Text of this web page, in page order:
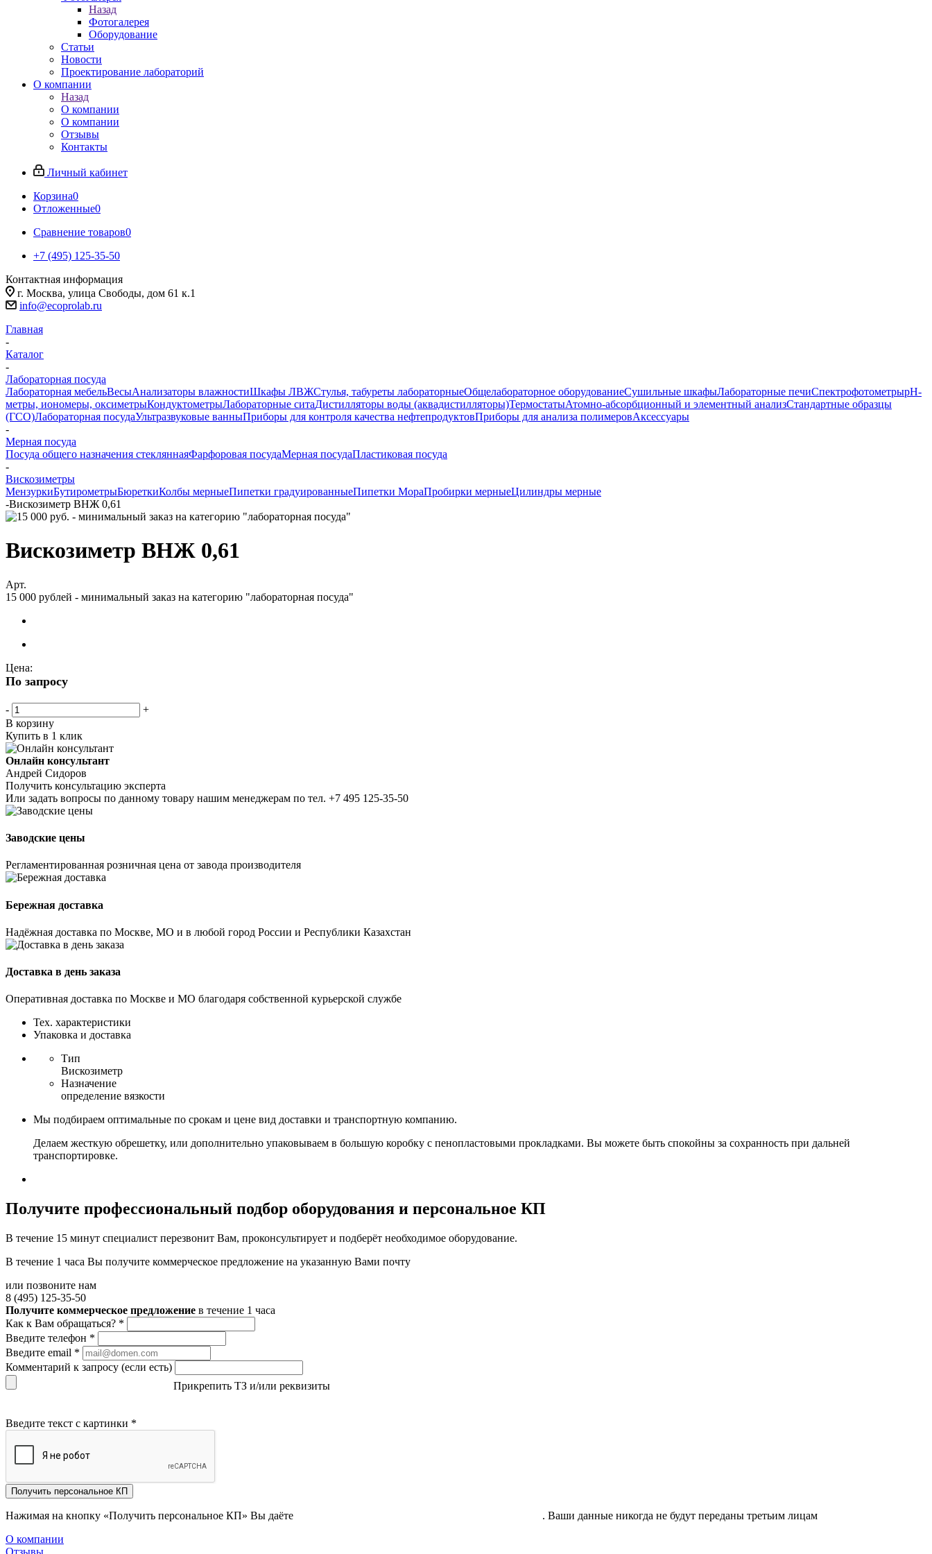
Назад
Фотогалерея
Оборудование
Статьи
Новости
Проектирование лабораторий
О компании
Назад
О компании
О компании
Отзывы
Контакты
Личный кабинет
Корзина0
Отложенные0
Сравнение товаров0
+7 (495) 125-35-50
Контактная информация
г. Москва, улица Свободы, дом 61 к.1
info@ecoprolab.ru
Главная
-
Каталог
-
Лабораторная посуда
Лабораторная мебельВесыАнализаторы влажностиШкафы ЛВЖСтулья, табуреты лабораторныеОбщелабораторное оборудованиеСушильные шкафыЛабораторные печиСпектрофотометрыpH-
метры, иономеры, оксиметрыКондуктометрыЛабораторные ситаДистилляторы воды (аквадистилляторы)ТермостатыАтомно-абсорбционный и элементный анализСтандартные образцы
(ГСО)Лабораторная посудаУльтразвуковые ванныПриборы для контроля качества нефтепродуктовПриборы для анализа полимеровАксессуары
-
Мерная посуда
Посуда общего назначения стекляннаяФарфоровая посудаМерная посудаПластиковая посуда
-
Вискозиметры
МензуркиБутирометрыБюреткиКолбы мерныеПипетки градуированныеПипетки МораПробирки мерныеЦилиндры мерные
-Вискозиметр ВНЖ 0,61
Вискозиметр ВНЖ 0,61
Арт.
15 000 рублей - минимальный заказ на категорию "лабораторная посуда"
Цена:
По запросу
-
+
В корзину
Купить в 1 клик
Онлайн консультант
Андрей Сидоров
Получить консультацию эксперта
Или задать вопросы по данному товару нашим менеджерам по тел. +7 495 125-35-50
Заводские цены
Регламентированная розничная цена от завода производителя
Бережная доставка
Надёжная доставка по Москве, МО и в любой город России и Республики Казахстан
Доставка в день заказа
Оперативная доставка по Москве и МО благодаря собственной курьерской службе
Тех. характеристики
Упаковка и доставка
Тип
Вискозиметр
Назначение
определение вязкости
Мы подбираем оптимальные по срокам и цене вид доставки и транспортную компанию.
Делаем жесткую обрешетку, или дополнительно упаковываем в большую коробку с пенопластовыми прокладками. Вы можете быть спокойны за сохранность при дальней
транспортировке.
Получите профессиональный подбор оборудования и персональное КП
В течение 15 минут специалист перезвонит Вам, проконсультирует и подберёт необходимое оборудование.
В течение 1 часа Вы получите коммерческое предложение на указанную Вами почту
или позвоните нам
8 (495) 125-35-50
Получите коммерческое предложение в течение 1 часа
Как к Вам обращаться? *
Введите телефон *
Введите email *
Комментарий к запросу (если есть)
Прикрепить ТЗ и/или реквизиты
Введите текст с картинки *
Получить персональное КП
Нажимая на кнопку «Получить персональное КП» Вы даёте
. Ваши данные никогда не будут переданы третьим лицам
О компании